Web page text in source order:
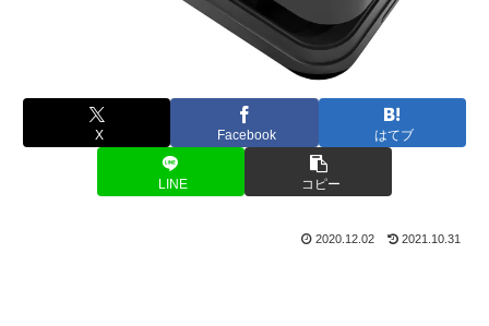
X Facebook はてブ
LINE コピー
2020.12.02 2021.10.31